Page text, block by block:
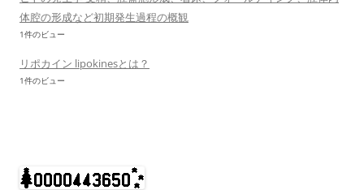
体腔の形成など初期発生過程の概観
1件のビュー
リポカイン lipokinesとは？
1件のビュー